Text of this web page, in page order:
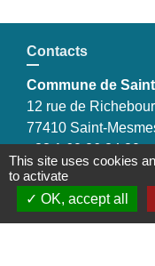
Contacts
Commune de
12 rue de
77410 Saint-
+33 1 60 26 24 20
Liens
This site uses cookies
to activate
OK, accept all